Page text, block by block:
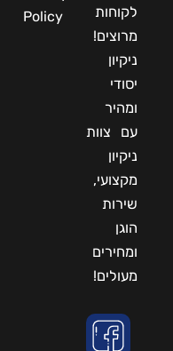
לקוחות
מרוצים!
ניקיון
יסודי
ומהיר
עם צוות
ניקיון
מקצועי,
שירות
הוגן
ומחירים
מעולים!
Policy